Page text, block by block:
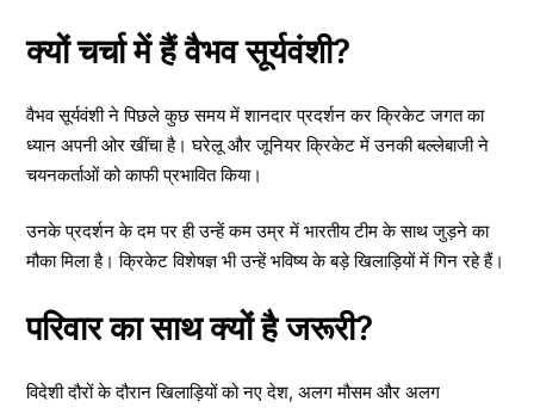
क्यों चर्चा में हैं वैभव सूर्यवंशी?
वैभव सूर्यवंशी ने पिछले कुछ समय में शानदार प्रदर्शन कर क्रिकेट जगत का
ध्यान अपनी ओर खींचा है। घरेलू और जूनियर क्रिकेट में उनकी बल्लेबाजी ने
चयनकर्ताओं को काफी प्रभावित किया।
उनके प्रदर्शन के दम पर ही उन्हें कम उम्र में भारतीय टीम के साथ जुड़ने का
मौका मिला है। क्रिकेट विशेषज्ञ भी उन्हें भविष्य के बड़े खिलाड़ियों में गिन रहे हैं।
परिवार का साथ क्यों है जरूरी?
विदेशी दौरों के दौरान खिलाड़ियों को नए देश, अलग मौसम और अलग